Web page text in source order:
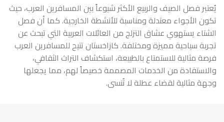
يُعتبر فصل الصيف والربيع الأكثر شيوعاً بين المسافرين العرب، حيث
تكون الأجواء معتدلة ومناسبة للأنشطة الخارجية. كما أن فصل
الشتاء يستهوي عشاق التزلج من العائلات العربية التي تبحث عن
تجربة سياحية مميزة ومختلفة. كازاخستان تتيح للمسافرين العرب
فرصة مثالية للاستمتاع بالطبيعة، استكشاف التراث الثقافي،
والاستفادة من الخدمات المصممة خصيصاً لهم، مما يجعلها
وجهة مثالية لقضاء عطلة لا تُنسى.